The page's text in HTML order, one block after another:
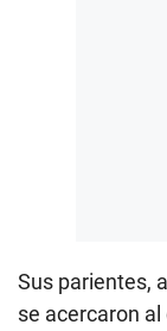
Sus parientes,
se acercaron